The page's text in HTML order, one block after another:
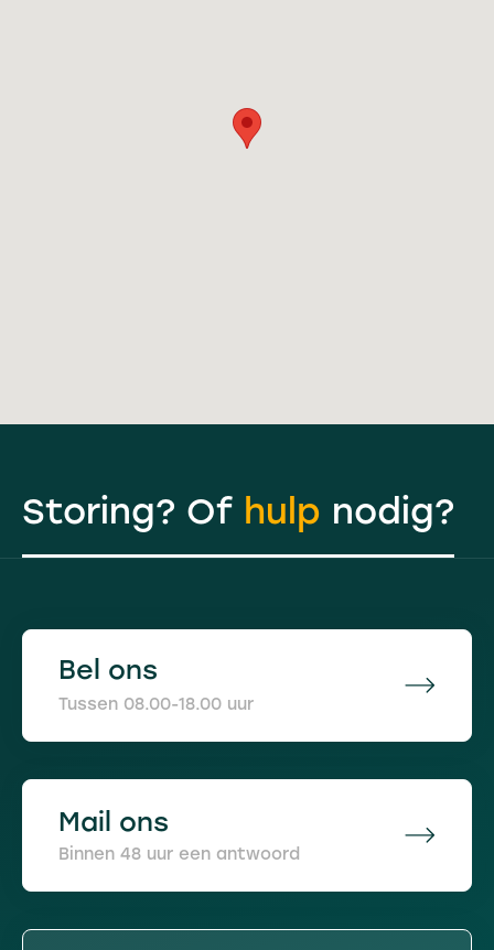
Storing? Of hulp nodig?
Bel ons
Tussen 08.00-18.00 uur
Mail ons
Binnen 48 uur een antwoord